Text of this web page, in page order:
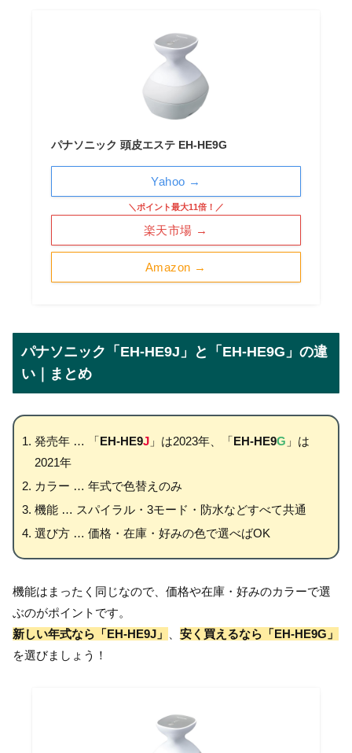
パナソニック 頭皮エステ EH-HE9G
Amazon →
＼ポイント最大11倍！／
楽天市場 →
Yahoo →
パナソニック「EH-HE9J」と「EH-HE9G」の違
い｜まとめ
発売年 … 「EH-HE9J」は2023年、「EH-HE9G 」は
2021年
カラー … 年式で色替えのみ
機能 … スパイラル・3モード・防水などすべて共通
選び方 … 価格・在庫・好みの色で選べばOK
機能はまったく同じなので、価格や在庫・好みのカラーで選
ぶのがポイントです。
新しい年式なら「EH-HE9J」
安く買えるなら「EH-HE9G」
を選びましょう！